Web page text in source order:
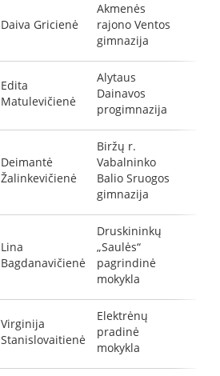
Daiva Gricienė
Akmenės
rajono Ventos
gimnazija
Edita
Matulevičienė
Alytaus
Dainavos
progimnazija
Deimantė
Žalinkevičienė
Biržų r.
Vabalninko
Balio Sruogos
gimnazija
Lina
Bagdanavičienė
Druskininkų
„Saulės“
pagrindinė
mokykla
Virginija
Stanislovaitienė
Elektrėnų
pradinė
mokykla